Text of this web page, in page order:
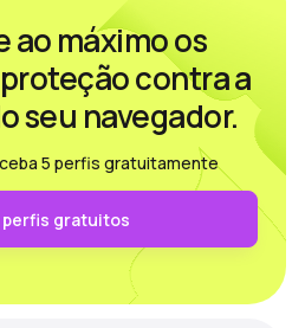
ao máximo os
contra a
seu navegador.
5 perfis gratuitamente
perfis gratuitos